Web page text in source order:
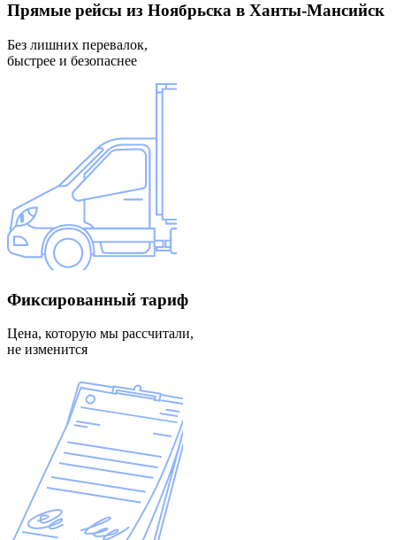
Прямые рейсы из Ноябрьска в Ханты-Мансийск
Без лишних перевалок,
быстрее и безопаснее
Фиксированный тариф
Цена, которую мы рассчитали,
не изменится